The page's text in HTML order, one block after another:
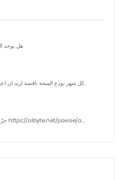
هل يوجد العدد 35
كل شهر تودع المنحة ناقصة اريد ان اعرف من مسوول و ح...
جرّب : (كشّاف الأوزان) https://albyte.net/poesie/a...